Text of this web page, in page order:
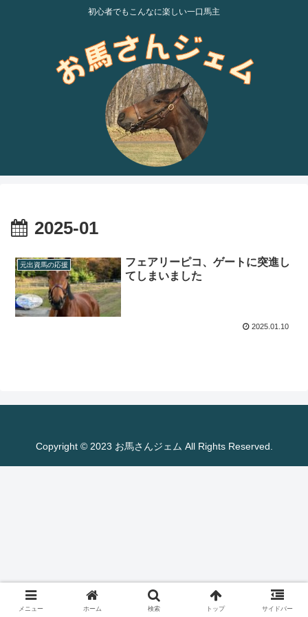
初心者でもこんなに楽しい一口馬主
2025-01
元出資馬の応援
フェアリーピコ、ゲートに突進し
てしまいました
2025.01.10
Copyright © 2023 お馬さんジェム All Rights Reserved.
メニュー ホーム 検索 トップ サイドバー